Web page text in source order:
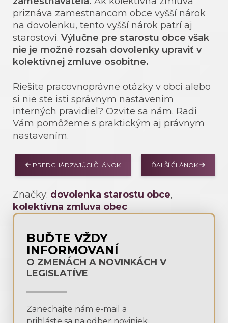
priznáva zamestnancom obce vyšší nárok
na dovolenku, tento vyšší nárok patrí aj
starostovi. Výlučne pre starostu obce však
nie je možné rozsah dovolenky upraviť v
kolektívnej zmluve osobitne.
Riešite pracovnoprávne otázky v obci alebo
si nie ste istí správnym nastavením
interných pravidiel? Ozvite sa nám. Radi
Vám pomôžeme s praktickým aj právnym
nastavením.
ĎALŠÍ ČLÁNOK
PREDCHÁDZAJÚCI ČLÁNOK
Značky: dovolenka starostu obce,
kolektívna zmluva obec
BUĎTE VŽDY
INFORMOVANÍ
O ZMENÁCH A NOVINKÁCH V
LEGISLATÍVE
Zanechajte nám e-mail a